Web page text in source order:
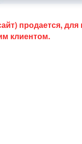
продается,
клиентом.